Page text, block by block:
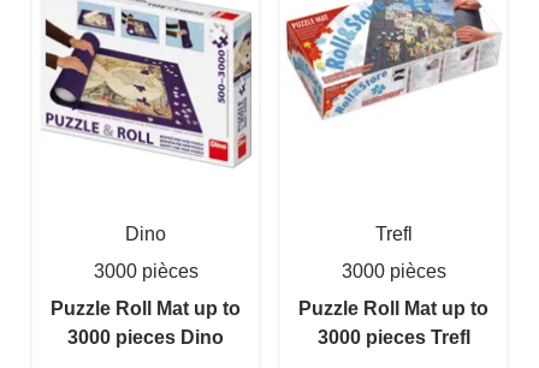
Dino
3000 pièces
Puzzle Roll Mat up to
3000 pieces Dino
Trefl
3000 pièces
Puzzle Roll Mat up to
3000 pieces Trefl